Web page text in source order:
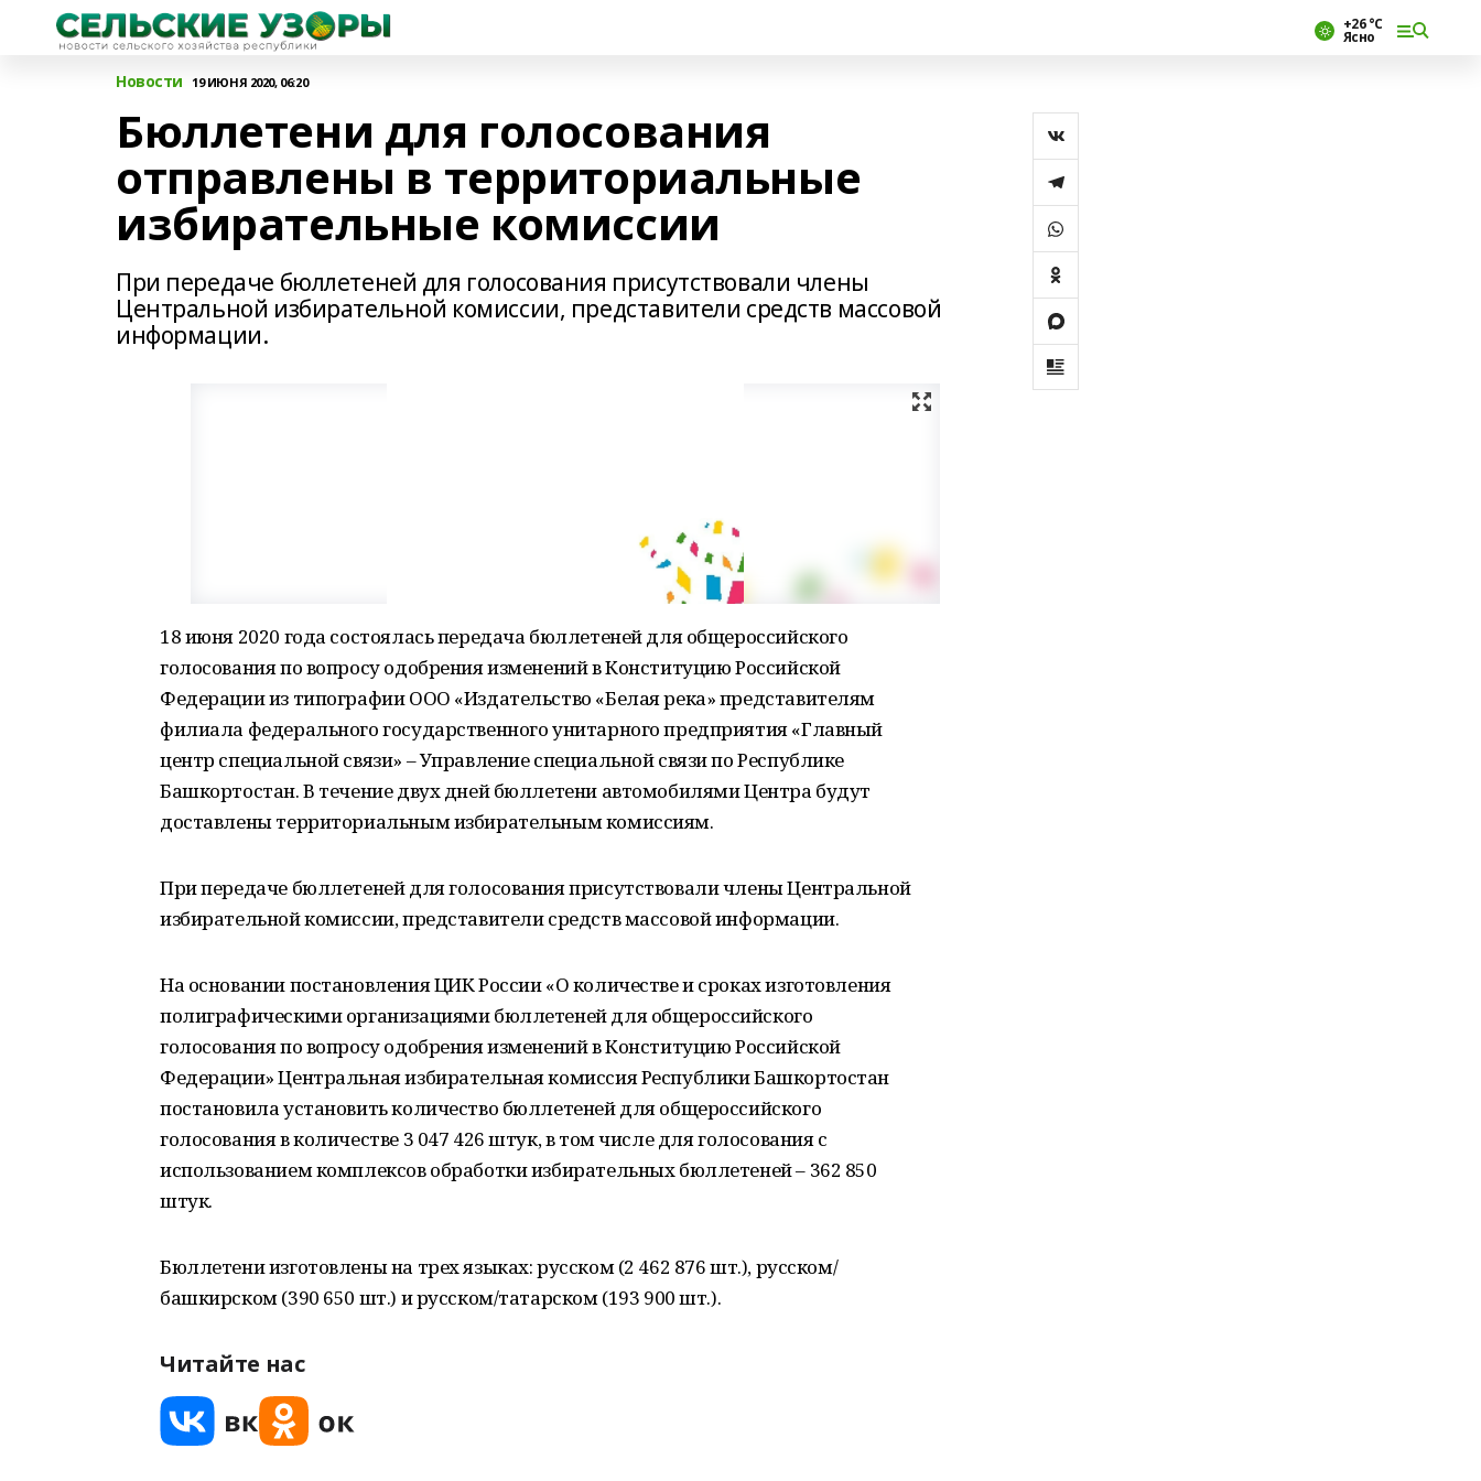
+26 °С
Ясно
Новости 19 ИЮНЯ 2020, 06:20
Бюллетени для голосования
отправлены в территориальные
избирательные комиссии
При передаче бюллетеней для голосования присутствовали члены
Центральной избирательной комиссии, представители средств массовой
информации.
18 июня 2020 года состоялась передача бюллетеней для общероссийского
голосования по вопросу одобрения изменений в Конституцию Российской
Федерации из типографии ООО «Издательство «Белая река» представителям
филиала федерального государственного унитарного предприятия «Главный
центр специальной связи» – Управление специальной связи по Республике
Башкортостан. В течение двух дней бюллетени автомобилями Центра будут
доставлены территориальным избирательным комиссиям.
При передаче бюллетеней для голосования присутствовали члены Центральной
избирательной комиссии, представители средств массовой информации.
На основании постановления ЦИК России «О количестве и сроках изготовления
полиграфическими организациями бюллетеней для общероссийского
голосования по вопросу одобрения изменений в Конституцию Российской
Федерации» Центральная избирательная комиссия Республики Башкортостан
постановила установить количество бюллетеней для общероссийского
голосования в количестве 3 047 426 штук, в том числе для голосования с
использованием комплексов обработки избирательных бюллетеней – 362 850
штук.
Бюллетени изготовлены на трех языках: русском (2 462 876 шт.), русском/
башкирском (390 650 шт.) и русском/татарском (193 900 шт.).
Читайте нас